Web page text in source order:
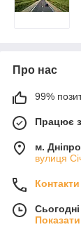
Про нас
99%
Працює
м. Дніпро
вулиця
Контакти